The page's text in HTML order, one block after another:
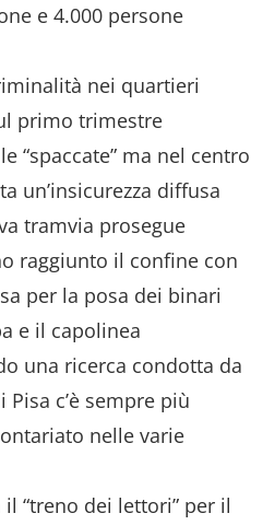
e 4.000 persone
nei quartieri
primo trimestre
“spaccate” ma nel centro
un’insicurezza diffusa
tramvia prosegue
raggiunto il confine con
per la posa dei binari
e il capolinea
una ricerca condotta da
c’è sempre più
nelle varie
il “treno dei lettori” per il